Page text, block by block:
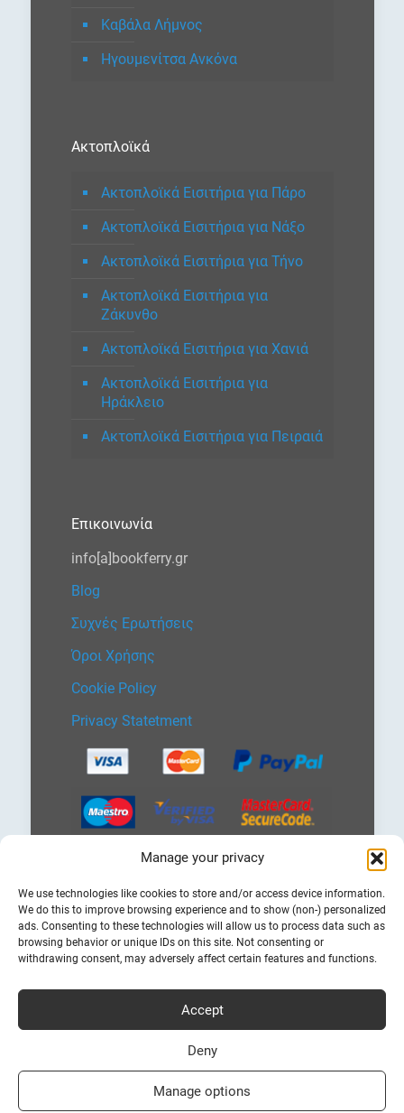
Manage your privacy
We use technologies like cookies to store and/or access device information.
We do this to improve browsing experience and to show (non-) personalized
ads. Consenting to these technologies will allow us to process data such as
browsing behavior or unique IDs on this site. Not consenting or
withdrawing consent, may adversely affect certain features and functions.
Accept
Deny
Manage options
Καβάλα Λήμνος
Ηγουμενίτσα Ανκόνα
Ακτοπλοϊκά
Ακτοπλοϊκά Εισιτήρια για Πάρο
Ακτοπλοϊκά Εισιτήρια για Νάξο
Ακτοπλοϊκά Εισιτήρια για Τήνο
Ακτοπλοϊκά Εισιτήρια για
Ζάκυνθο
Ακτοπλοϊκά Εισιτήρια για Χανιά
Ακτοπλοϊκά Εισιτήρια για
Ηράκλειο
Ακτοπλοϊκά Εισιτήρια για Πειραιά
Επικοινωνία
info[a]bookferry.gr
Blog
Συχνές Ερωτήσεις
Όροι Χρήσης
Cookie Policy
Privacy Statetment
μια
γλώσσα
Φθηνά Ακτοπλοϊκά Εισητήρια